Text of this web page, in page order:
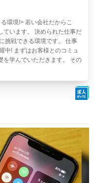
環境!> 若い会社だからこ
ています。 決められた仕事だ
挑戦できる環境です。 仕事
中! まずはお客様とのコミュ
を学んでいただきます。 その